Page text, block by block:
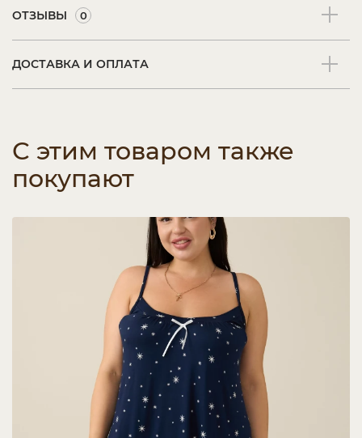
ОТЗЫВЫ 0
ДОСТАВКА И ОПЛАТА
С этим товаром также
покупают